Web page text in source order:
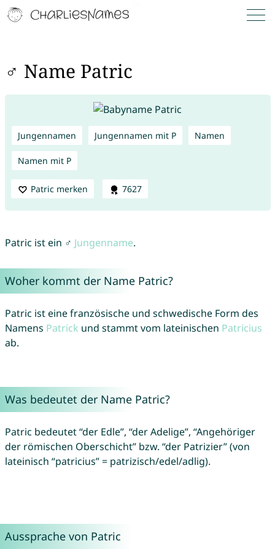
♂ Name Patric
Jungennamen Jungennamen mit P Namen
Namen mit P
Patric merken 7627
Patric ist ein ♂ Jungenname.
Woher kommt der Name Patric?
Patric ist eine französische und schwedische Form des
Namens Patrick und stammt vom lateinischen Patricius
ab.
Was bedeutet der Name Patric?
Patric bedeutet “der Edle”, “der Adelige”, “Angehöriger
der römischen Oberschicht” bzw. “der Patrizier” (von
lateinisch “patricius” = patrizisch/edel/adlig).
Aussprache von Patric